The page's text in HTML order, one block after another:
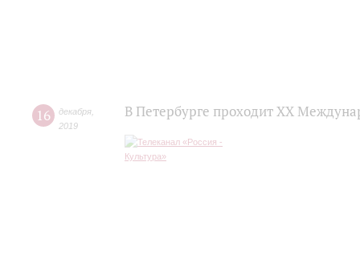
16 декабря
2019
В Петербурге проходит ХХ